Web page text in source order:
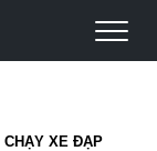
CHẠY XE ĐẠP